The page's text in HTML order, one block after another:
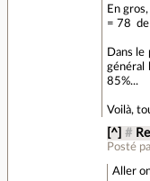
En
= 78 
Dans le
général
85%...
Voilà,
[^] #
Posté
Aller